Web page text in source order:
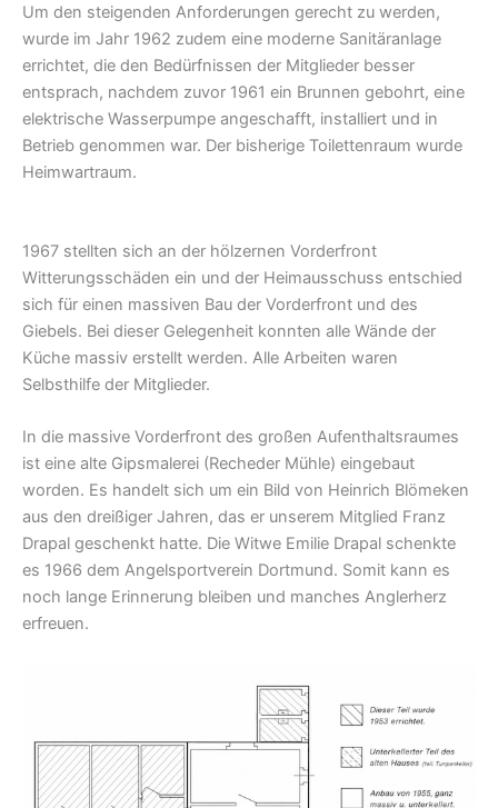
Um den steigenden Anforderungen gerecht zu werden,
wurde im Jahr 1962 zudem eine moderne Sanitäranlage
errichtet, die den Bedürfnissen der Mitglieder besser
entsprach, nachdem zuvor 1961 ein Brunnen gebohrt, eine
elektrische Wasserpumpe angeschafft, installiert und in
Betrieb genommen war. Der bisherige Toilettenraum wurde
Heimwartraum.
1967 stellten sich an der hölzernen Vorderfront
Witterungsschäden ein und der Heimausschuss entschied
sich für einen massiven Bau der Vorderfront und des
Giebels. Bei dieser Gelegenheit konnten alle Wände der
Küche massiv erstellt werden. Alle Arbeiten waren
Selbsthilfe der Mitglieder.
In die massive Vorderfront des großen Aufenthaltsraumes
ist eine alte Gipsmalerei (Recheder Mühle) eingebaut
worden. Es handelt sich um ein Bild von Heinrich Blömeken
aus den dreißiger Jahren, das er unserem Mitglied Franz
Drapal geschenkt hatte. Die Witwe Emilie Drapal schenkte
es 1966 dem Angelsportverein Dortmund. Somit kann es
noch lange Erinnerung bleiben und manches Anglerherz
erfreuen.